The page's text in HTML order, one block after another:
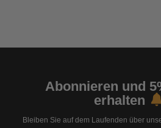
Abonnieren und
erhalten
Bleiben Sie auf dem Laufenden über